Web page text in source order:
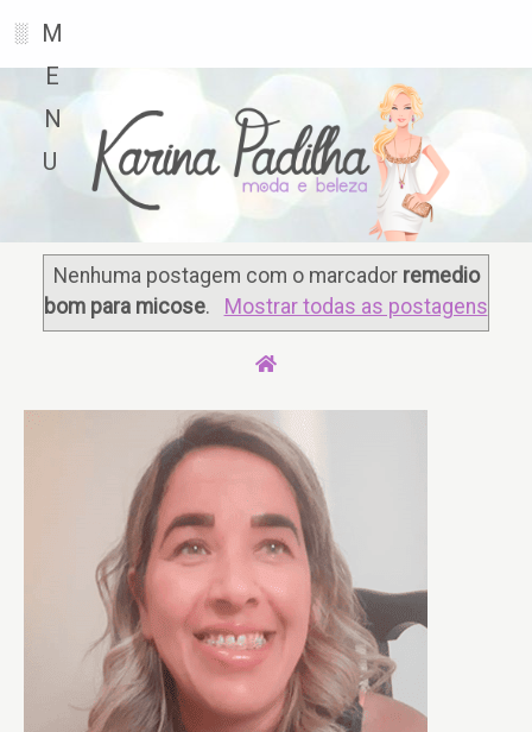
░
M
E
N
U
Nenhuma postagem com o marcador remedio
bom para micose. Mostrar todas as postagens